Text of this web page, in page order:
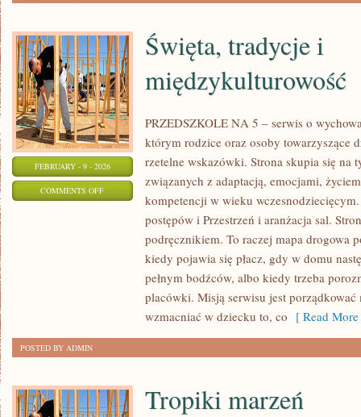
FEBRUARY - 9 - 2026
COMMENTS OFFON
Święta, tradycje i
międzykulturowość
PRZEDSZKOLE NA 5 – serwis o
którym rodzice oraz osoby towarzyszące
rzetelne wskazówki. Strona skupia się na
związanych z adaptacją, emocjami,
kompetencji w wieku
postępów i Przestrzeń i aranżacja sal.
podręcznikiem. To raczej mapa drogowa
kiedy pojawia się płacz, gdy w domu
pełnym bodźców, albo kiedy trzeba
placówki. Misją serwisu jest
wzmacniać w dziecku to, co [ Read
POSTED BY ADMIN
Tropiki marzeń